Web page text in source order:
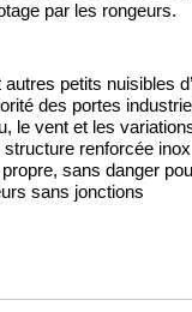
par les rongeurs.
petits nuisibles
des portes
le vent et les
renforcée inox
sans danger
sans jonctions